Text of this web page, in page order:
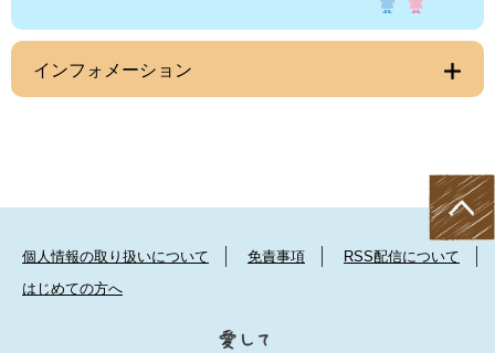
インフォメーション
個人情報の取り扱いについて 免責事項
RSS配信について
はじめての方へ